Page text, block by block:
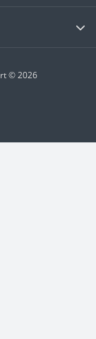
© 2026